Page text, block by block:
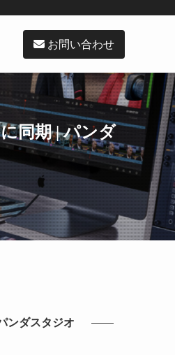
お問い合わせ
同期 | パンダ
ンダスタジオ